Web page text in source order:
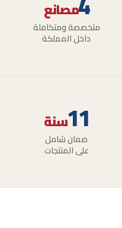
مصانع
متخصصة ومتكاملة
داخل المملكة
11سنة
ضمان شامل
على المنتجات